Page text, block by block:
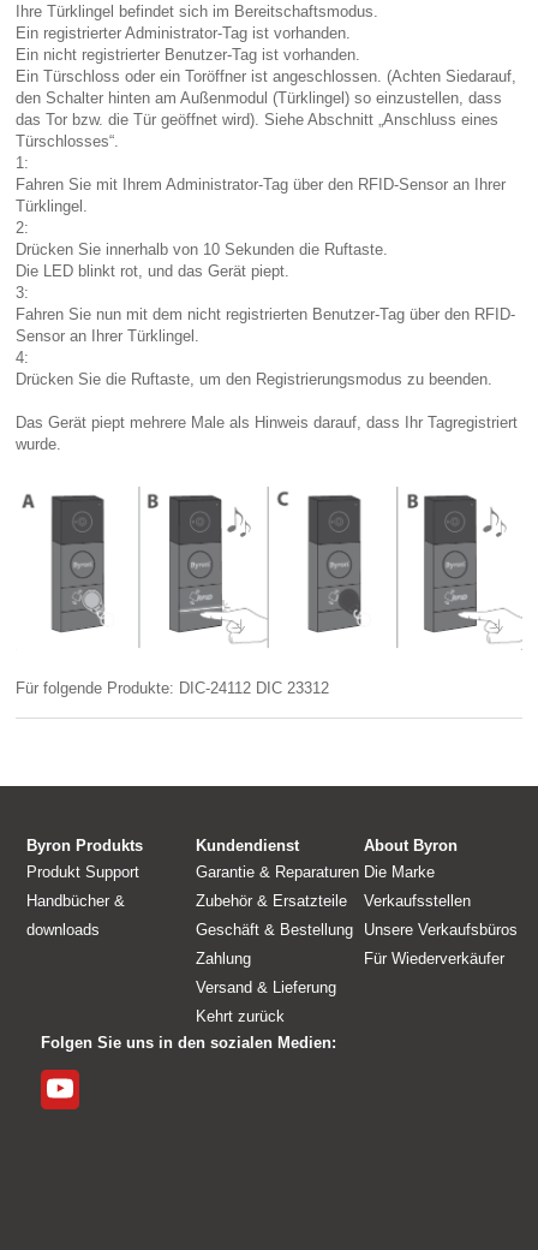
Ihre Türklingel befindet sich im Bereitschaftsmodus.
Ein registrierter Administrator-Tag ist vorhanden.
Ein nicht registrierter Benutzer-Tag ist vorhanden.
Ein Türschloss oder ein Toröffner ist angeschlossen. (Achten Siedarauf,
den Schalter hinten am Außenmodul (Türklingel) so einzustellen, dass
das Tor bzw. die Tür geöffnet wird). Siehe Abschnitt „Anschluss eines
Türschlosses“.
1:
Fahren Sie mit Ihrem Administrator-Tag über den RFID-Sensor an Ihrer
Türklingel.
2:
Drücken Sie innerhalb von 10 Sekunden die Ruftaste.
Die LED blinkt rot, und das Gerät piept.
3:
Fahren Sie nun mit dem nicht registrierten Benutzer-Tag über den RFID-
Sensor an Ihrer Türklingel.
4:
Drücken Sie die Ruftaste, um den Registrierungsmodus zu beenden.
Das Gerät piept mehrere Male als Hinweis darauf, dass Ihr Tagregistriert
wurde.
Für folgende Produkte: DIC-24112 DIC 23312
Byron Produkts
Produkt Support
Handbücher &
downloads
Kundendienst
Garantie & Reparaturen
Zubehör & Ersatzteile
Geschäft & Bestellung
Zahlung
Versand & Lieferung
Kehrt zurück
About Byron
Die Marke
Verkaufsstellen
Unsere Verkaufsbüros
Für Wiederverkäufer
Folgen Sie uns in den sozialen Medien: